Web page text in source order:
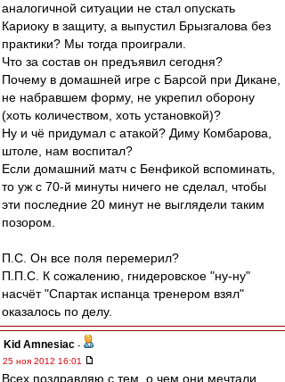
аналогичной ситуации не стал опускать
Кариоку в защиту, а выпустил Брызгалова без
практики? Мы тогда проиграли.
Что за состав он предъявил сегодня?
Почему в домашней игре с Барсой при Дикане,
не набравшем форму, не укрепил оборону
(хоть количеством, хоть установкой)?
Ну и чё придумал с атакой? Диму Комбарова,
штоле, нам воспитал?
Если домашний матч с Бенфикой вспоминать,
то уж с 70-й минуты ничего не сделал, чтобы
эти последние 20 минут не выглядели таким
позором.
П.С. Он все поля перемерил?
П.П.С. К сожалению, гнидеровское "ну-ну"
насчёт "Спартак испанца тренером взял"
оказалось по делу.
Kid Amnesiac -
25 ноя 2012 16:01
Всех поздравляю с тем, о чем они мечтали.